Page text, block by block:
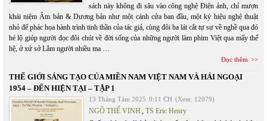
sách này không đi sâu vào công nghệ Điện ảnh, chỉ mượn
khái niệm Âm bản & Dương bản như một cánh cửa ban đầu, một ký hiệu nghệ thuật
nhỏ để phác họa hành trình tinh thần của tác giả, cùng đôi ba lát cắt tự sự về nghề qua đó
hé lộ giúp người đọc đôi chút về đời sống của những người làm phim Việt qua mấy thế
hệ, ở xứ sở Lắm người nhiều ma …
Đọc thêm
THẾ GIỚI SÁNG TẠO CỦA MIỀN NAM VIỆT NAM VÀ HẢI NGOẠI
1954 – ĐẾN HIỆN TẠI – TẬP 1
13 Tháng Tám 2025 9:11 CH (Xem: 12079)
NGÔ THẾ VINH, TS Eric Henry